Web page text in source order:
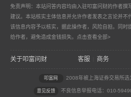
免责声明：本站问答内容均由入驻叩富问财的作者撰
建议。本站核实主体信息并允许作者发表之言论并不
该信息内容予以核实，据此操作者，风险自担。同时
给作者，避免造成金钱损失。 点击查看全部>
关于叩富问财 客服 商务
叩富网 2008年被上海证券交易所
意见反馈 不良信息举报电话：010-